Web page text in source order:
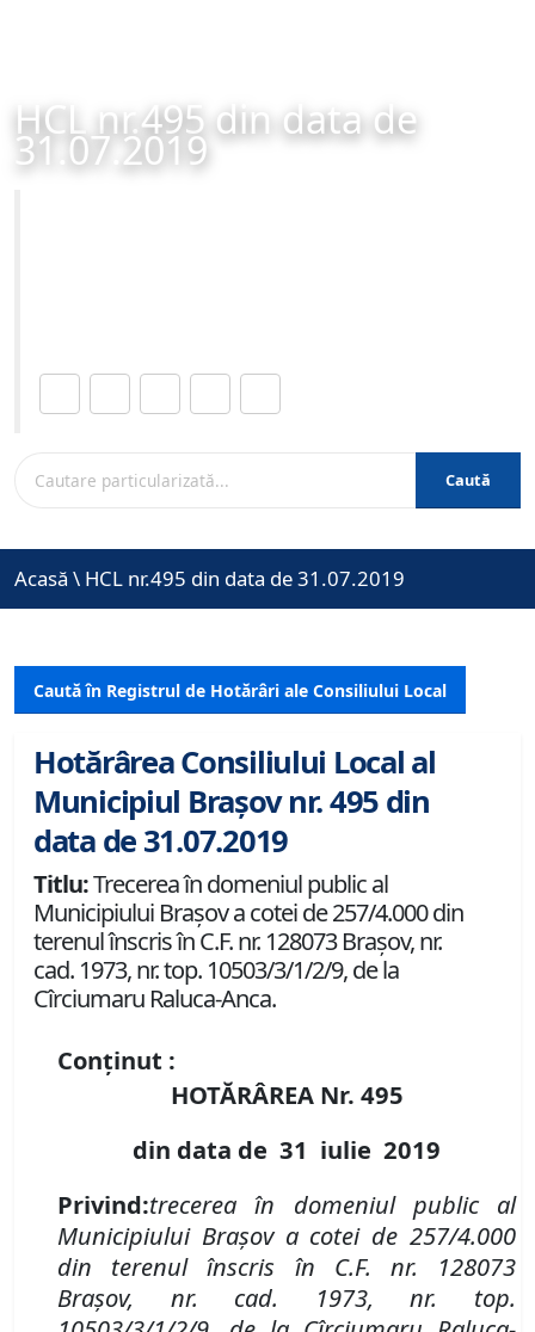
HCL nr.495 din data de
31.07.2019
Caută
Acasă \ HCL nr.495 din data de 31.07.2019
Caută în Registrul de Hotărâri ale Consiliului Local
Hotărârea Consiliului Local al
Municipiul Brașov nr. 495 din
data de 31.07.2019
Titlu:Trecerea în domeniul public al
Municipiului Braşov a cotei de 257/4.000 din
terenul înscris în C.F. nr. 128073 Brașov, nr.
cad. 1973, nr. top. 10503/3/1/2/9, de la
Cîrciumaru Raluca-Anca.
Conținut :
HOTĂRÂREA Nr. 495
din data de 31 iulie 2019
Privind:trecerea în domeniul public al
Municipiului Braşov a cotei de 257/4.000
din terenul înscris în C.F. nr. 128073
Brașov, nr. cad. 1973, nr. top.